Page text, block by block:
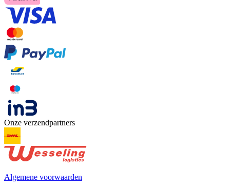
Onze verzendpartners
Algemene voorwaarden